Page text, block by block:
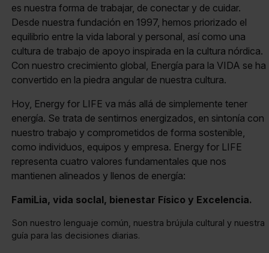
es nuestra forma de trabajar, de conectar y de cuidar.
Desde nuestra fundación en 1997, hemos priorizado el
equilibrio entre la vida laboral y personal, así como una
cultura de trabajo de apoyo inspirada en la cultura nórdica.
Con nuestro crecimiento global, Energía para la VIDA se ha
convertido en la piedra angular de nuestra cultura.
Hoy, Energy for LIFE va más allá de simplemente tener
energía. Se trata de sentirnos energizados, en sintonía con
nuestro trabajo y comprometidos de forma sostenible,
como individuos, equipos y empresa. Energy for LIFE
representa cuatro valores fundamentales que nos
mantienen alineados y llenos de energía:
FamiLia, vida socIal, bienestar Físico y Excelencia.
Son nuestro lenguaje común, nuestra brújula cultural y nuestra
guía para las decisiones diarias.